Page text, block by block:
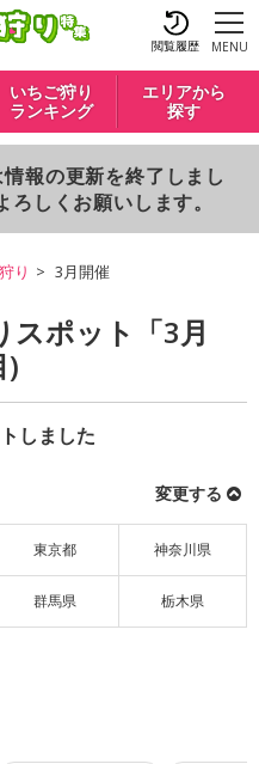
閲覧履歴 MENU
いちご狩り
ランキング
エリアから
探す
報の更新を終了しまし
しくお願いします。
り 3月開催
スポット「3月
)
しました
変更する
東京都 神奈川県
群馬県 栃木県